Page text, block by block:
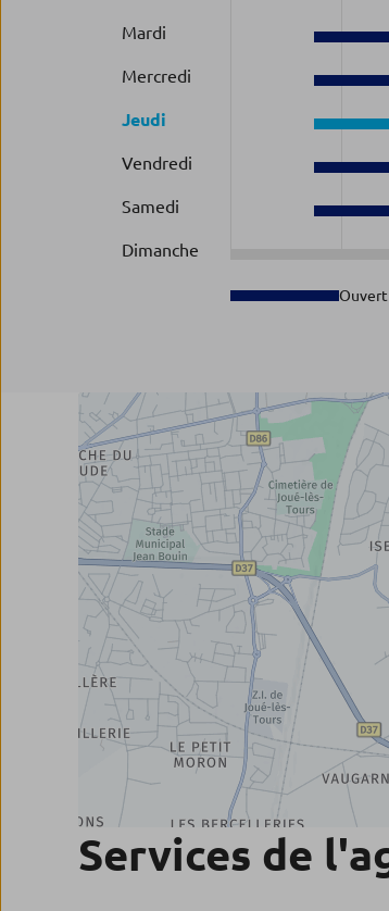
Mardi
Mercredi
Jeudi
Vendredi
Samedi
Dimanche
Services de